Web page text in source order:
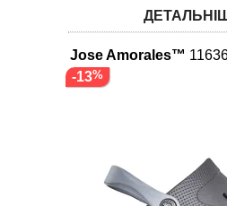
Jose Amorales™
-13